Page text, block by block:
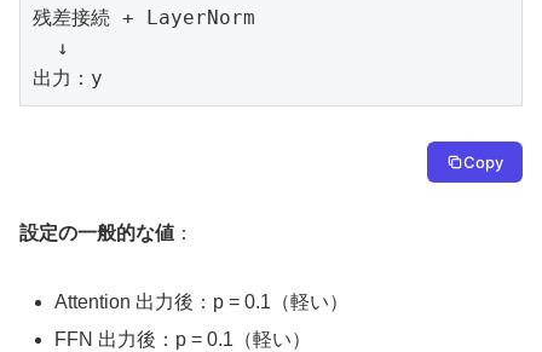
残差接続 + LayerNorm
  ↓
出力：y
Copy
設定の一般的な値 ：
Attention 出力後：p = 0.1（軽い）
FFN 出力後：p = 0.1（軽い）